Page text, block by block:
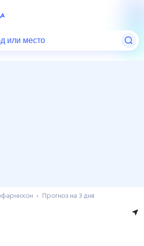
или место
Прогноз на 3 дня